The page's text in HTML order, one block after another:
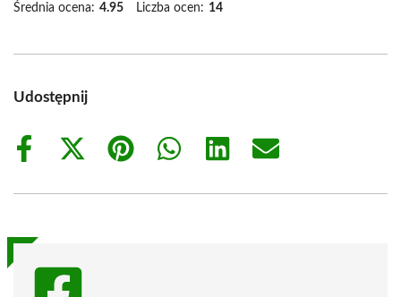
Średnia ocena: 4.95 Liczba ocen: 14
Udostępnij
Share
Share
(Twitter)
Share
Share
Share
Share